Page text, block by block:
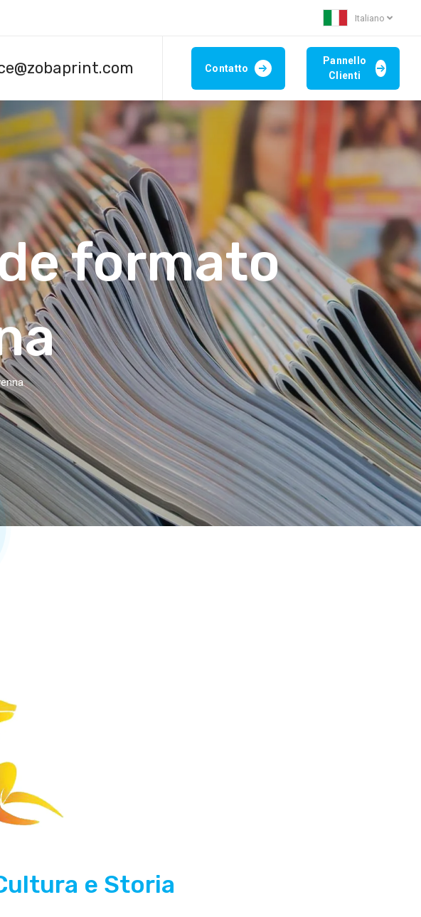
Italiano
Contatto
Pannello
Clienti
formato
e Storia